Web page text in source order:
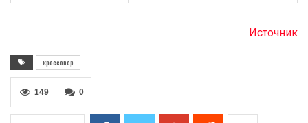
Источник
кроссовер
0
149